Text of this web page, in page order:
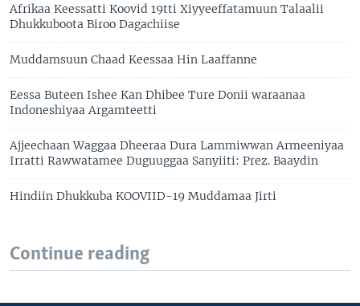
Afrikaa Keessatti Koovid 19tti Xiyyeeffatamuun Talaalii
Dhukkuboota Biroo Dagachiise
Muddamsuun Chaad Keessaa Hin Laaffanne
Eessa Buteen Ishee Kan Dhibee Ture Donii waraanaa
Indoneshiyaa Argamteetti
Ajjeechaan Waggaa Dheeraa Dura Lammiwwan Armeeniyaa
Irratti Rawwatamee Duguuggaa Sanyiiti: Prez. Baaydin
Hindiin Dhukkuba KOOVIID-19 Muddamaa Jirti
Continue reading